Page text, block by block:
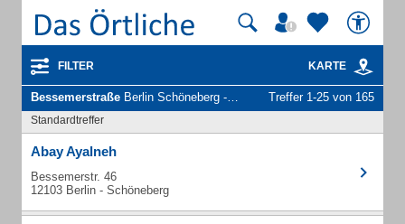
FILTER KARTE
Bessemerstraße Berlin Schöneberg - Unternehmen und Personen Treffer 1-25 von 165
Standardtreffer
Abay Ayalneh
Bessemerstr. 46
12103 Berlin - Schöneberg